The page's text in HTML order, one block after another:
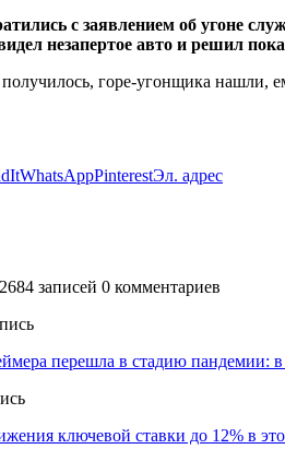
с заявлением об угоне
незапертое авто и решил
горе-угонщика нашли,
WhatsAppPinterestЭл. адрес
2684 записей 0 комментариев
перешла в стадию пандемии:
ключевой ставки до 12% в